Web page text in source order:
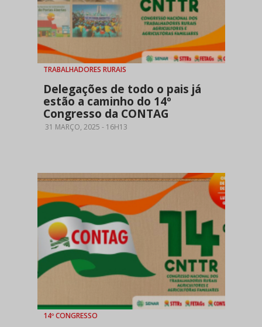
TRABALHADORES RURAIS
Delegações de todo o pais já
estão a caminho do 14º
Congresso da CONTAG
31 MARÇO, 2025 - 16H13
14º CONGRESSO